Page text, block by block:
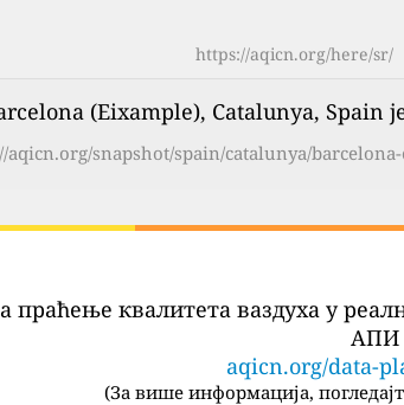
https://aqicn.org/here/sr/
(Eixample), Catalunya, Spain
aqicn.org/snapshot/spain/catalunya/barcelona-
праћење квалитета ваздуха у
АПИ
aqicn.org/data-
(За више информација,